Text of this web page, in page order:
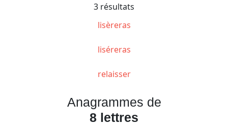
3 résultats
lisèreras
liséreras
relaisser
Anagrammes de
8 lettres